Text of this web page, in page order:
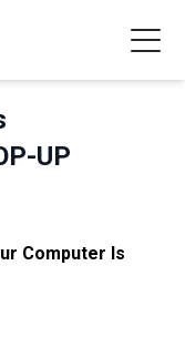
UP
Computer Is